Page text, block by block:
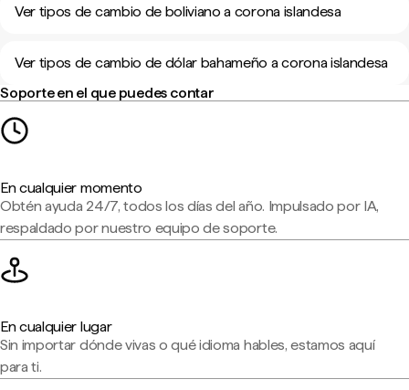
Ver tipos de cambio de boliviano a corona islandesa
Ver tipos de cambio de dólar bahameño a corona islandesa
Soporte en el que puedes contar
En cualquier momento
Obtén ayuda 24/7, todos los días del año. Impulsado por IA,
respaldado por nuestro equipo de soporte.
En cualquier lugar
Sin importar dónde vivas o qué idioma hables, estamos aquí
para ti.